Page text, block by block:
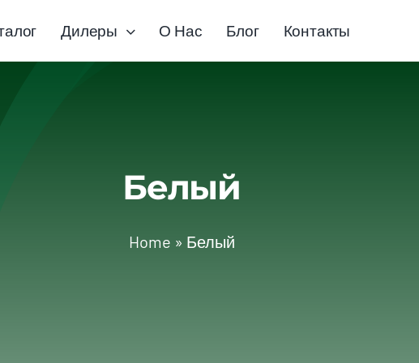
Дилеры О Нас Блог Контакты
Белый
Home » Белый